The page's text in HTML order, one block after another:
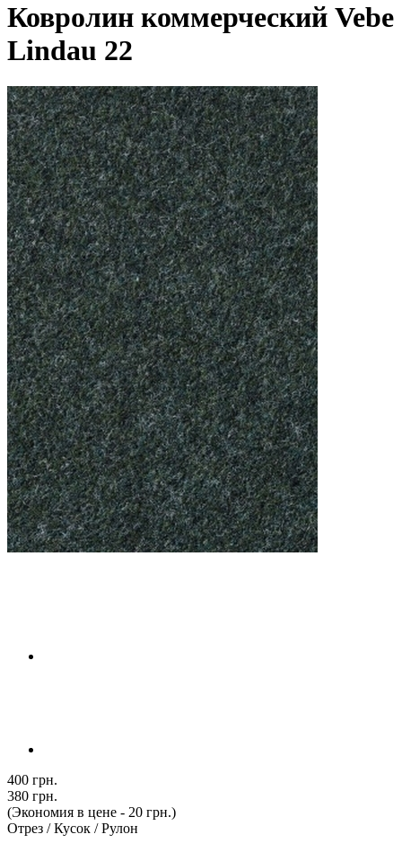
Ковролин коммерческий Vebe
Lindau 22
400 грн.
380 грн.
(Экономия в цене - 20 грн.)
Отрез / Кусок / Рулон